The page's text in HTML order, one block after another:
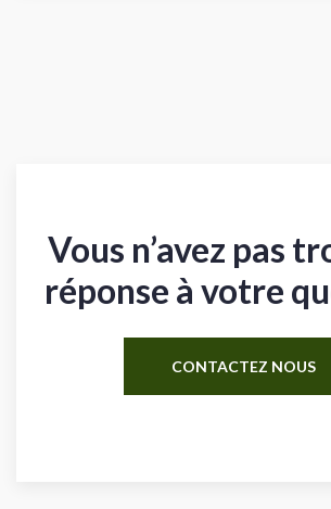
Vous n’avez pas
réponse à votre
CONTACTEZ NOUS